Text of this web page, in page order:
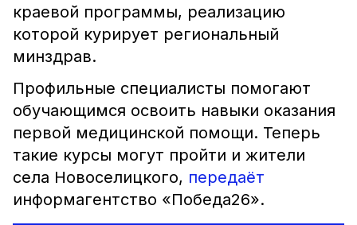
краевой программы, реализацию
которой курирует региональный
минздрав.
Профильные специалисты помогают
обучающимся освоить навыки оказания
первой медицинской помощи. Теперь
такие курсы могут пройти и жители
села Новоселицкого, передаёт
информагентство «Победа26».